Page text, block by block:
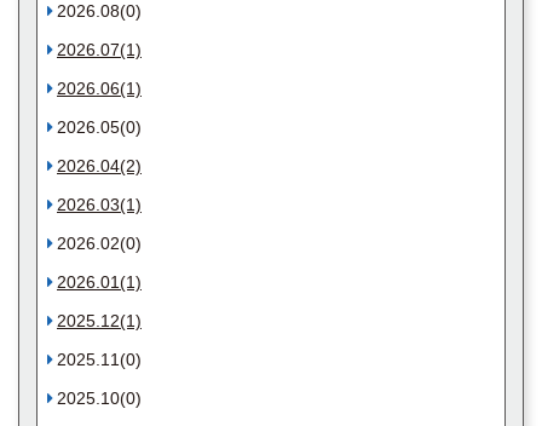
2026.08(0)
2026.07(1)
2026.06(1)
2026.05(0)
2026.04(2)
2026.03(1)
2026.02(0)
2026.01(1)
2025.12(1)
2025.11(0)
2025.10(0)